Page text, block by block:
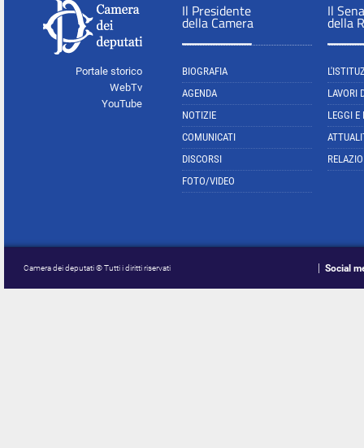
Portale storico
WebTv
YouTube
Il Presidente
della Camera
BIOGRAFIA
AGENDA
NOTIZIE
COMUNICATI
DISCORSI
FOTO/VIDEO
Il
della
LAVORI
LEGGI E
Camera dei deputati © Tutti i diritti riservati Social